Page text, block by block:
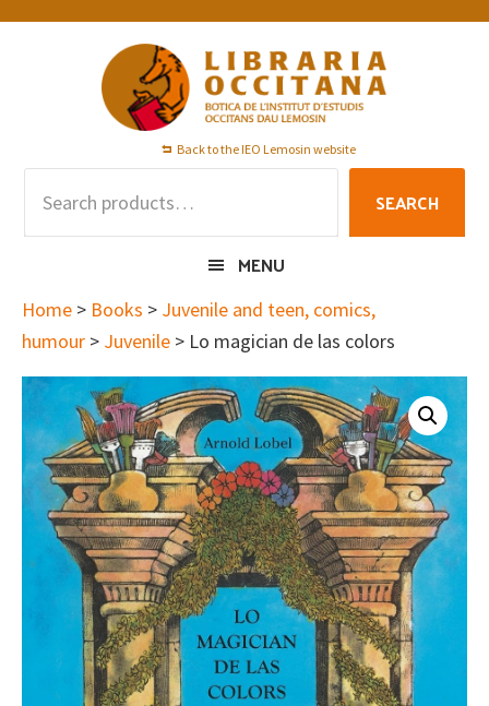
Skip
Skip
Skip
Back to the IEO Lemosin website
SEARCH
MENU
Home > Books > Juvenile and teen, comics,
humour > Juvenile > Lo magician de las colors